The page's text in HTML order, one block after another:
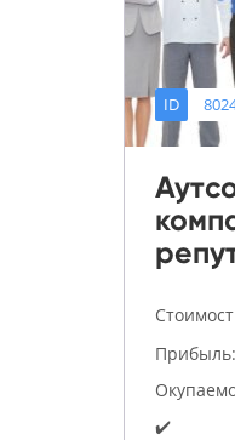
ID
Прибыль:
✔️